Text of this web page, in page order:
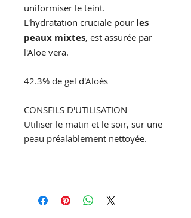
uniformiser le teint.
L'hydratation cruciale pour les
peaux mixtes, est assurée par
l'Aloe vera.
42.3% de gel d'Aloès
CONSEILS D'UTILISATION
Utiliser le matin et le soir, sur une
peau préalablement nettoyée.